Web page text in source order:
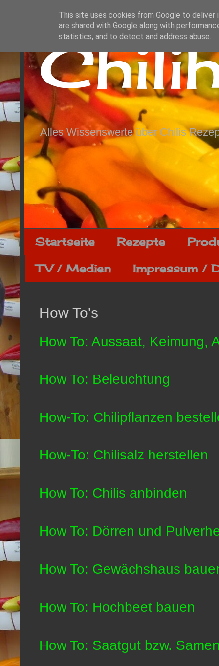
Alles Wissenswerte über Chilis
Startseite Rezepte
TV / Medien Impressum /
How To's
How To: Aussaat, Keimung,
How To: Beleuchtung
How-To: Chilipflanzen
How-To: Chilisalz herstellen
How To: Chilis anbinden
How To: Dörren und
How To: Gewächshaus
How To: Hochbeet bauen
How To: Saatgut bzw.
This site uses cookies from Google to deliver
are shared with Google along with
statistics, and to detect and address abuse.